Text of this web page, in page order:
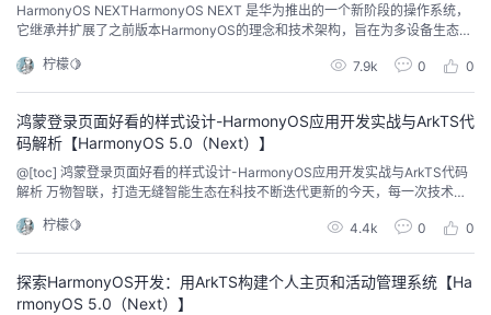
HarmonyOS NEXTHarmonyOS NEXT 是华为推出的一个新阶段的操作系统，
它继承并扩展了之前版本HarmonyOS的理念和技术架构，旨在为多设备生态提
协同工作，推动智能设备的全面互联。随着技术的进步，HarmonyOS NEXT更
加注重未来科技的趋势，例如人工智能、边缘计算和增强现实（AR）的深度...
柠檬🍋 7.9k 0 0
鸿蒙登录页面好看的样式设计-HarmonyOS应用开发实战与ArkTS代
码解析【HarmonyOS 5.0（Next）】
@[toc] 鸿蒙登录页面好看的样式设计-HarmonyOS应用开发实战与ArkTS代码
解析 万物智联，打造无缝智能生态在科技不断迭代更新的今天，每一次技术的
monyOS 5.0（Next）这一操作系统的新篇章，向我们展示了科技如何以前所
未有的方式改变我们的生活。这不仅仅是一次操作系统的升级，更是一次对未
柠檬🍋 4.4k 0 0
探索HarmonyOS开发：用ArkTS构建个人主页和活动管理系统【Ha
rmonyOS 5.0（Next）】